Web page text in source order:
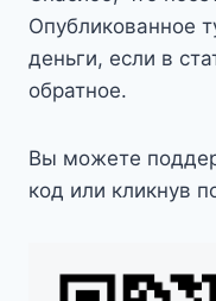
Опубликованное
деньги, если в
обратное.
Вы можете
код или кликнув